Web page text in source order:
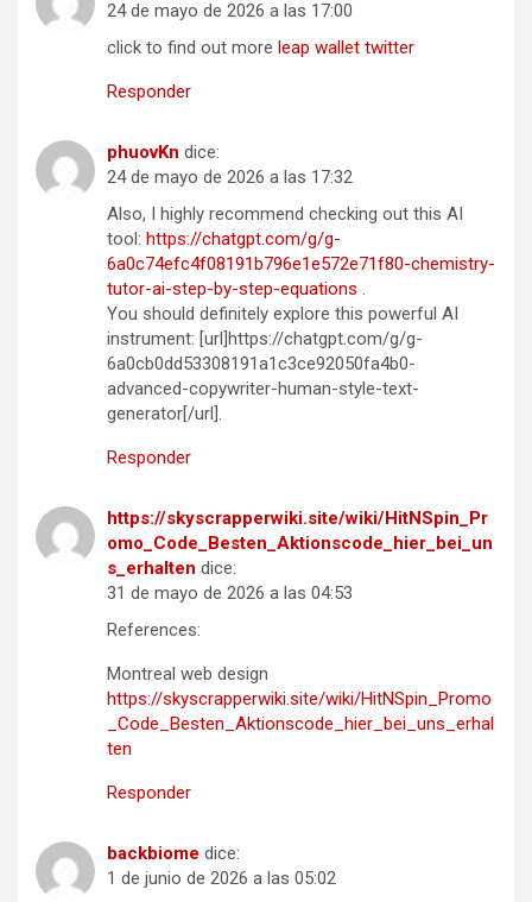
24 de mayo de 2026 a las 17:00
click to find out more leap wallet twitter
Responder
phuovKn dice:
24 de mayo de 2026 a las 17:32
Also, I highly recommend checking out this AI
tool: https://chatgpt.com/g/g-
6a0c74efc4f08191b796e1e572e71f80-chemistry-
tutor-ai-step-by-step-equations
You should definitely explore this powerful AI
instrument: [url]https://chatgpt.com/g/g-
6a0cb0dd53308191a1c3ce92050fa4b0-
advanced-copywriter-human-style-text-
generator[/url].
Responder
https://skyscrapperwiki.site/wiki/HitNSpin_Pr
omo_Code_Besten_Aktionscode_hier_bei_un
s_erhalten dice:
31 de mayo de 2026 a las 04:53
References:
Montreal web design
https://skyscrapperwiki.site/wiki/HitNSpin_Promo
_Code_Besten_Aktionscode_hier_bei_uns_erhal
ten
Responder
backbiome dice:
1 de junio de 2026 a las 05:02